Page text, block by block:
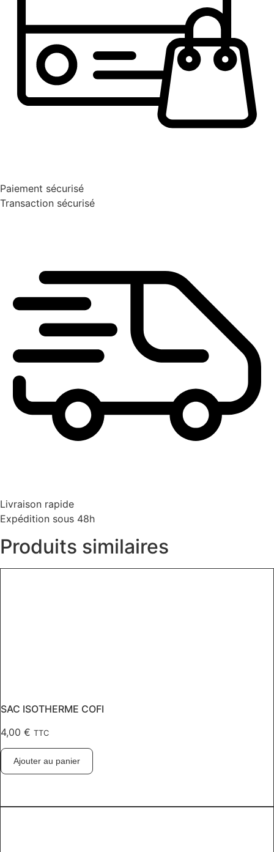
Paiement sécurisé
Transaction sécurisé
Livraison rapide
Expédition sous 48h
Produits similaires
SAC ISOTHERME COFI
4,00 € TTC
Ajouter au panier